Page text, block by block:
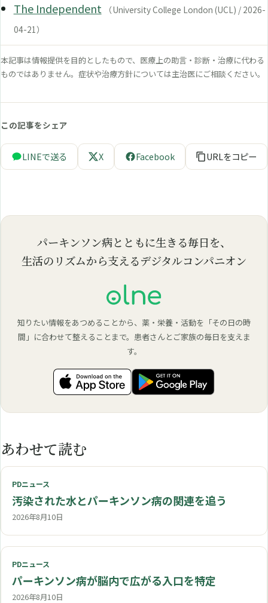
The Independent
（University College London (UCL) / 2026-
04-21）
本記事は情報提供を目的としたもので、医療上の助言・診断・治療に代わる
ものではありません。症状や治療方針については主治医にご相談ください。
この記事をシェア
LINEで送る X Facebook URLをコピー
パーキンソン病とともに生きる毎日を、
生活のリズムから支えるデジタルコンパニオン
知りたい情報をあつめることから、薬・栄養・活動を「その日の時
間」に合わせて整えることまで。患者さんとご家族の毎日を支えま
す。
あわせて読む
PDニュース
汚染された水とパーキンソン病の関連を追う
2026年8月10日
PDニュース
パーキンソン病が脳内で広がる入口を特定
2026年8月10日